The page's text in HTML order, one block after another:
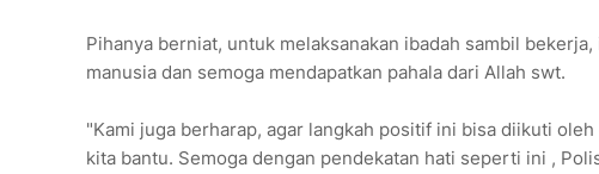
Pihanya berniat, untuk melaksanakan ibadah sambil
manusia dan semoga mendapatkan pahala dari Allah swt.
"Kami juga berharap, agar langkah positif ini bisa diikuti
kita bantu. Semoga dengan pendekatan hati seperti ini ,